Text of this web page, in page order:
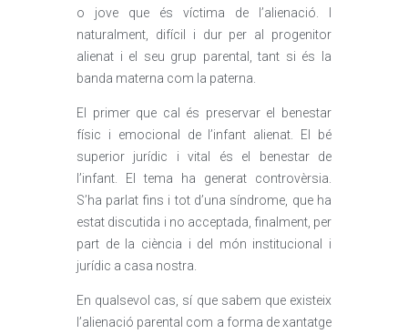
o jove que és víctima de l’alienació. I
naturalment, difícil i dur per al progenitor
alienat i el seu grup parental, tant si és la
banda materna com la paterna.
El primer que cal és preservar el benestar
físic i emocional de l’infant alienat. El bé
superior jurídic i vital és el benestar de
l’infant. El tema ha generat controvèrsia.
S’ha parlat fins i tot d’una síndrome, que ha
estat discutida i no acceptada, finalment, per
part de la ciència i del món institucional i
jurídic a casa nostra.
En qualsevol cas, sí que sabem que existeix
l’alienació parental com a forma de xantatge